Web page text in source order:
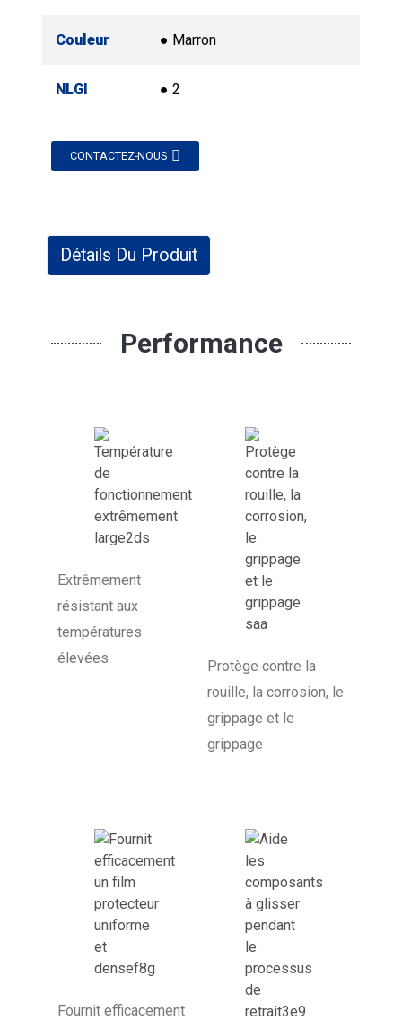
Couleur ● Marron
NLGI ● 2
CONTACTEZ-NOUS
Détails Du Produit
Performance
Extrêmement
résistant aux
températures
élevées
Protège contre la
rouille, la corrosion, le
grippage et le
grippage
Fournit efficacement